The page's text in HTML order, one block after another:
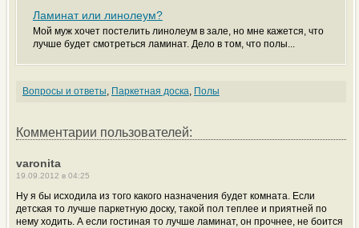
Ламинат или линолеум?
Мой муж хочет постелить линолеум в зале, но мне кажется, что
лучше будет смотреться ламинат. Дело в том, что полы...
Вопросы и ответы, Паркетная доска, Полы
Комментарии пользователей:
varonita
19.09.2012 в 04:25
Ну я бы исходила из того какого назначения будет комната. Если
детская то лучше паркетную доску, такой пол теплее и приятней по
нему ходить. А если гостиная то лучше ламинат, он прочнее, не боится